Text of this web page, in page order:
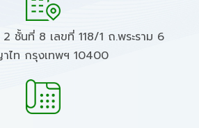
2 ชั้นที่ 8 เลขที่ 118/1 ถ.พระราม 6
ท กรุงเทพฯ 10400